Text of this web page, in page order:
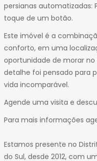
persianas
toque de um botão.
Este imóvel é a
conforto, em uma
oportunidade de morar no
detalhe foi pensado para
vida incomparável.
Agende uma visita e
Para mais informações
Estamos presente no
do Sul, desde 2012, com